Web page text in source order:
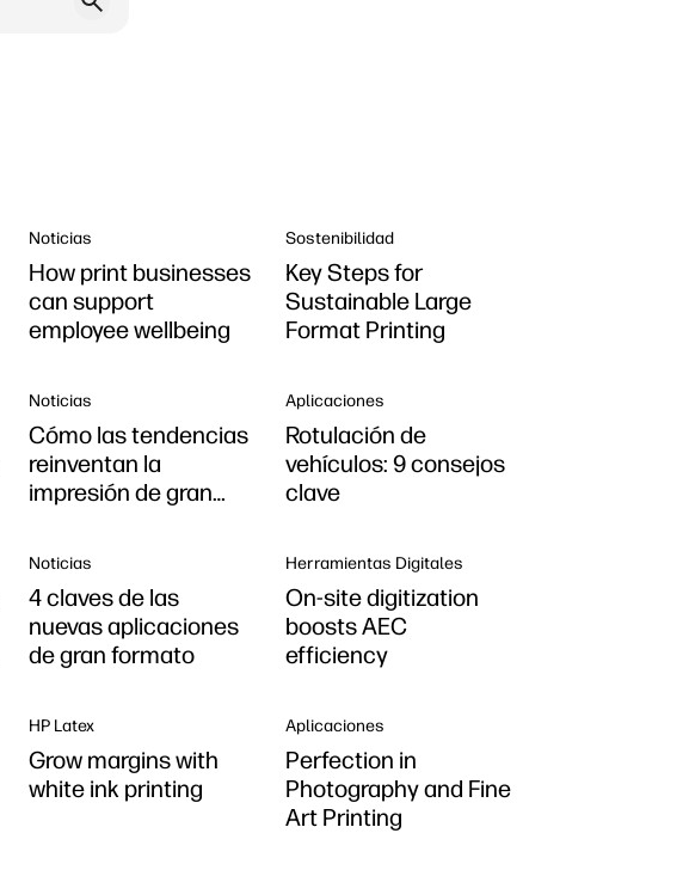
Noticias
How print businesses
can support
employee wellbeing
Sostenibilidad
Key Steps for
Sustainable Large
Format Printing
Noticias
Cómo las tendencias
reinventan la
impresión de gran
Aplicaciones
Rotulación de
vehículos: 9 consejos
clave
Noticias
4 claves de las
nuevas aplicaciones
de gran formato
Herramientas Digitales
On-site digitization
boosts AEC
efficiency
HP Latex
Grow margins with
white ink printing
Aplicaciones
Perfection in
Photography and Fine
Art Printing